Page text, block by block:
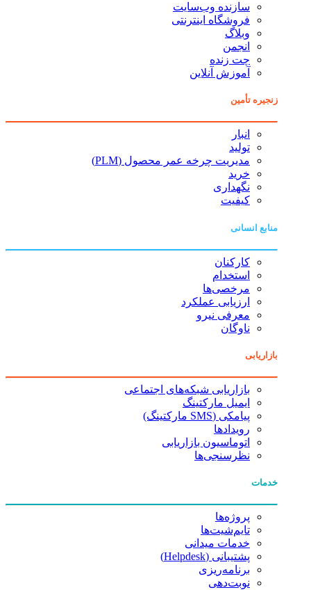
سازنده وب‌سایت
فروشگاه اینترنتی
وبلاگ
انجمن
چت زنده
آموزش آنلاین
زنجیره تأمین
انبار
تولید
مدیریت چرخه عمر محصول (PLM)
خرید
نگهداری
کیفیت
منابع انسانی
کارکنان
استخدام
مرخصی‌ها
ارزیابی عملکرد
معرفی نیرو
ناوگان
بازاریابی
بازاریابی شبکه‌های اجتماعی
ایمیل مارکتینگ
پیامکی (SMS مارکتینگ)
رویدادها
اتوماسیون بازاریابی
نظرسنجی‌ها
خدمات
پروژه‌ها
تایم‌شیت‌ها
خدمات میدانی
پشتیبانی (Helpdesk)
برنامه‌ریزی
نوبت‌دهی